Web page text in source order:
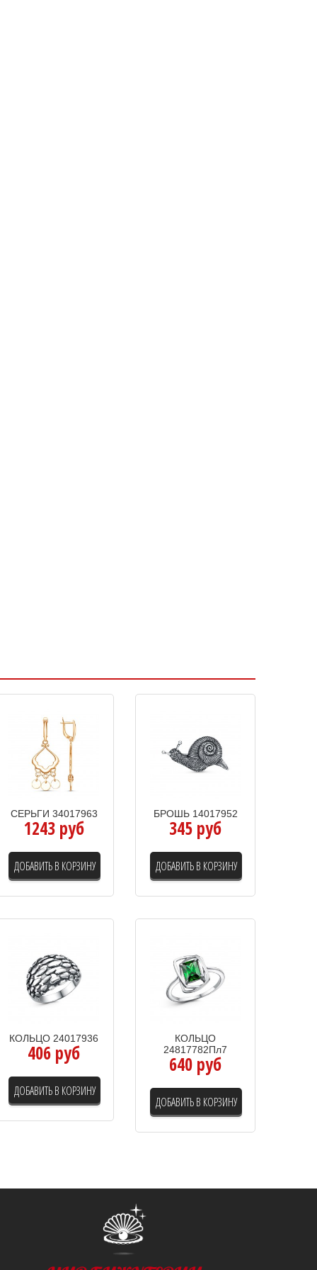
СЕРЬГИ 34017963
1243 руб
ДОБАВИТЬ В КОРЗИНУ
БРОШЬ 14017952
345 руб
ДОБАВИТЬ В КОРЗИНУ
КОЛЬЦО 24017936
406 руб
ДОБАВИТЬ В КОРЗИНУ
КОЛЬЦО
24817782Пл7
640 руб
ДОБАВИТЬ В КОРЗИНУ